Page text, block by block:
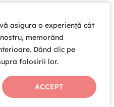
asigura o experiență cât
memorând
Dând clic pe
folosirii lor.
ACCEPT
asigura o experiență cât
memorând
Dând clic pe
folosirii lor.
ACCEPT
2018